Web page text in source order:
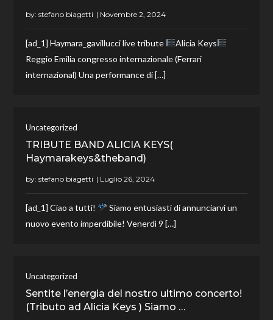
by:stefano biagetti
[ad_1] Haymara_gavillucci live tribute
Alicia Keys
Reggio Emilia congresso internazionale (Ferrari
internazional) Una performance di […]
Uncategorized
TRIBUTE BAND ALICIA KEYS(
Haymarakeys&theband)
by:stefano biagetti
[ad_1] Ciao a tutti!
Siamo entusiasti di annunciarvi un
nuovo evento imperdibile! Venerdì 9 […]
Uncategorized
Sentite l’energia del nostro ultimo concerto!
(Tributo ad Alicia Keys ) Siamo …